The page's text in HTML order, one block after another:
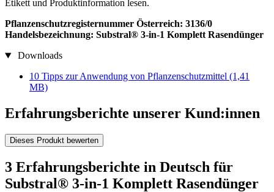
Etikett und Produktinformation lesen.
Pflanzenschutzregisternummer Österreich: 3136/0
Handelsbezeichnung: Substral® 3-in-1 Komplett Rasendünger
Downloads
10 Tipps zur Anwendung von Pflanzenschutzmittel (1,41
MB)
Erfahrungsberichte unserer Kund:innen
Dieses Produkt bewerten
3 Erfahrungsberichte in Deutsch für
Substral® 3-in-1 Komplett Rasendünger